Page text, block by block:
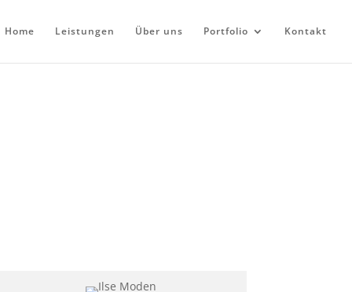
Home Leistungen Über uns Portfolio Kontakt